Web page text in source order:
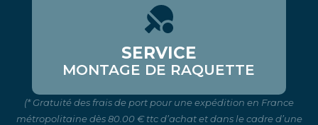
SERVICE
MONTAGE DE RAQUETTE
(* Gratuité des frais de port pour une expédition en France
métropolitaine dès 80.00 € ttc d’achat et dans le cadre d’une